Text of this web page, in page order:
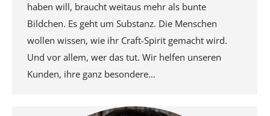
haben will, braucht weitaus mehr als bunte
Bildchen. Es geht um Substanz. Die Menschen
wollen wissen, wie ihr Craft-Spirit gemacht wird.
Und vor allem, wer das tut. Wir helfen unseren
Kunden, ihre ganz besondere…